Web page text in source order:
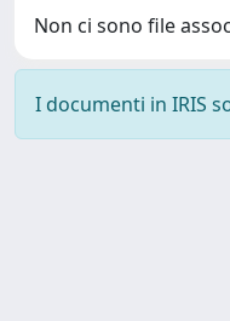
Non ci sono file
I documenti in IRIS